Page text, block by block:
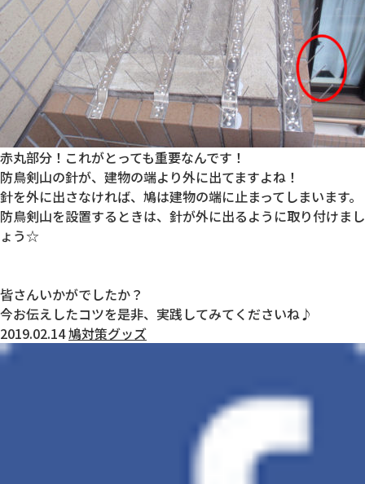
赤丸部分！これがとっても重要なんです！
防鳥剣山の針が、建物の端より外に出てますよね！
針を外に出さなければ、鳩は建物の端に止まってしまいます。
防鳥剣山を設置するときは、針が外に出るように取り付けまし
ょう☆
皆さんいかがでしたか？
今お伝えしたコツを是非、実践してみてくださいね♪
2019.02.14鳩対策グッズ